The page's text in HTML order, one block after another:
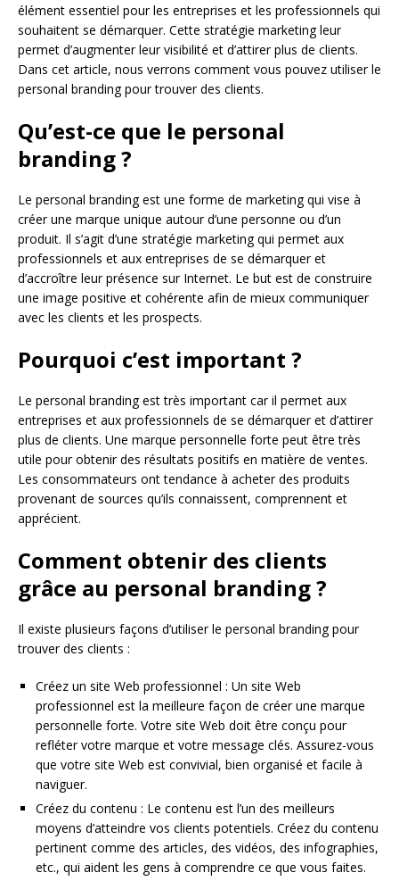
élément essentiel pour les entreprises et les professionnels qui
souhaitent se démarquer. Cette stratégie marketing leur
permet d’augmenter leur visibilité et d’attirer plus de clients.
Dans cet article, nous verrons comment vous pouvez utiliser le
personal branding pour trouver des clients.
Qu’est-ce que le personal
branding ?
Le personal branding est une forme de marketing qui vise à
créer une marque unique autour d’une personne ou d’un
produit. Il s’agit d’une stratégie marketing qui permet aux
professionnels et aux entreprises de se démarquer et
d’accroître leur présence sur Internet. Le but est de construire
une image positive et cohérente afin de mieux communiquer
avec les clients et les prospects.
Pourquoi c’est important ?
Le personal branding est très important car il permet aux
entreprises et aux professionnels de se démarquer et d’attirer
plus de clients. Une marque personnelle forte peut être très
utile pour obtenir des résultats positifs en matière de ventes.
Les consommateurs ont tendance à acheter des produits
provenant de sources qu’ils connaissent, comprennent et
apprécient.
Comment obtenir des clients
grâce au personal branding ?
Il existe plusieurs façons d’utiliser le personal branding pour
trouver des clients :
Créez un site Web professionnel : Un site Web
professionnel est la meilleure façon de créer une marque
personnelle forte. Votre site Web doit être conçu pour
refléter votre marque et votre message clés. Assurez-vous
que votre site Web est convivial, bien organisé et facile à
naviguer.
Créez du contenu : Le contenu est l’un des meilleurs
moyens d’atteindre vos clients potentiels. Créez du contenu
pertinent comme des articles, des vidéos, des infographies,
etc., qui aident les gens à comprendre ce que vous faites.